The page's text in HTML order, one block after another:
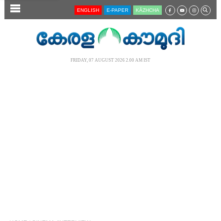
SECTIONS ENGLISH E-PAPER KĀZHCHA
FRIDAY, 07 AUGUST 2026 2.00 AM IST